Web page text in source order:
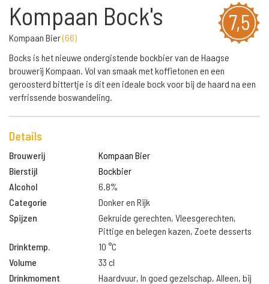
7,5
Kompaan Bock's
Kompaan Bier(66)
Bocks is het nieuwe ondergistende bockbier van de Haagse
brouwerij Kompaan. Vol van smaak met koffietonen en een
geroosterd bittertje is dit een ideale bock voor bij de haard na een
verfrissende boswandeling.
Details
Brouwerij
Kompaan Bier
Bierstijl
Bockbier
Alcohol
6.8%
Categorie
Donker en Rijk
Spijzen
Gekruide gerechten, Vleesgerechten,
Pittige en belegen kazen, Zoete desserts
Drinktemp.
10 °C
Volume
33 cl
Drinkmoment
Haardvuur, In goed gezelschap, Alleen, bij